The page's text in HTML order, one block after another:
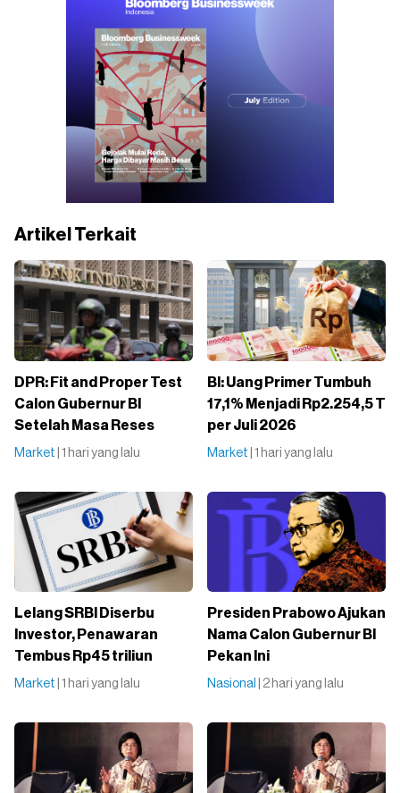
Artikel Terkait
DPR: Fit and Proper Test
Calon Gubernur BI
Setelah Masa Reses
Market | 1 hari yang lalu
BI: Uang Primer Tumbuh
17,1% Menjadi Rp2.254,5 T
per Juli 2026
Market | 1 hari yang lalu
Lelang SRBI Diserbu
Investor, Penawaran
Tembus Rp45 triliun
Market | 1 hari yang lalu
Presiden Prabowo Ajukan
Nama Calon Gubernur BI
Pekan Ini
Nasional | 2 hari yang lalu